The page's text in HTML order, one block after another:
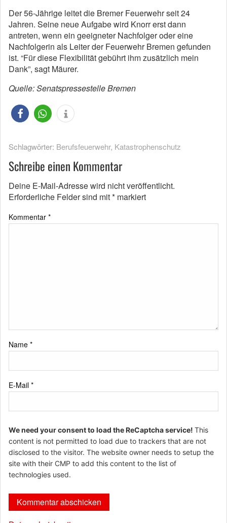
Der 56-Jährige leitet die Bremer Feuerwehr seit 24
Jahren. Seine neue Aufgabe wird Knorr erst dann
antreten, wenn ein geeigneter Nachfolger oder eine
Nachfolgerin als Leiter der Feuerwehr Bremen gefunden
ist. “Für diese Flexibilität gebührt ihm zusätzlich mein
Dank”, sagt Mäurer.
Quelle: Senatspressestelle Bremen
Schlagwörter: Berufsfeuerwehr, Katastrophenschutz
Schreibe einen Kommentar
Deine E-Mail-Adresse wird nicht veröffentlicht.
Erforderliche Felder sind mit* markiert
Kommentar *
Name *
E-Mail *
We need your consent to load the ReCaptcha service! This
content is not permitted to load due to trackers that are not
disclosed to the visitor. The website owner needs to setup the
site with their CMP to add this content to the list of
technologies used.